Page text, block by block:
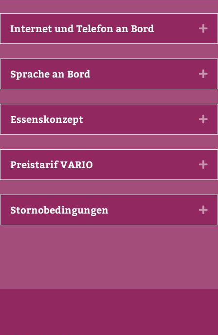
Internet und Telefon an Bord
Sprache an Bord
Essenskonzept
Preistarif VARIO
Stornobedingungen